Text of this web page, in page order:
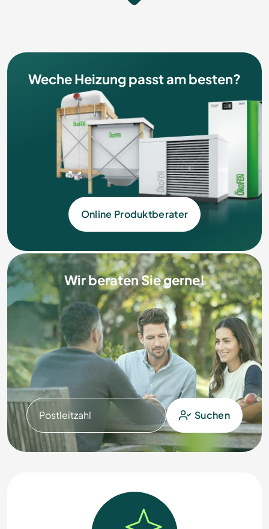
Weche Heizung passt am besten?
Online Produktberater
Wir beraten Sie gerne!
Postleitzahl Suchen